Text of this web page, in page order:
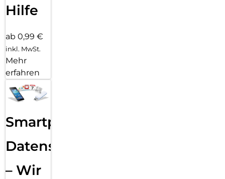
Hilfe
ab 0,99 €
inkl. MwSt.
Mehr
erfahren
Smartphone
Datensicherung
– Wir